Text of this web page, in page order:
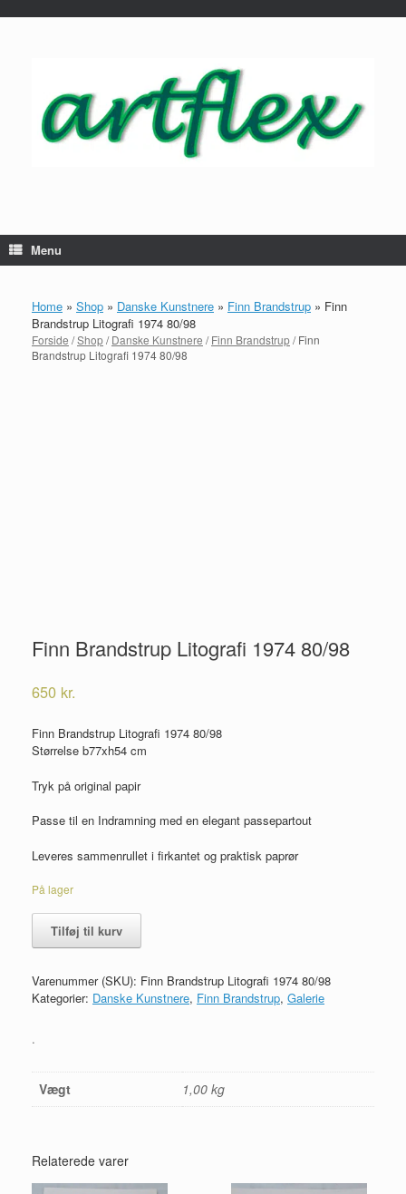
Menu
Home » Shop » Danske Kunstnere » Finn Brandstrup » Finn
Brandstrup Litografi 1974 80/98
Forside /Shop/Danske Kunstnere /Finn Brandstrup/ Finn
Brandstrup Litografi 1974 80/98
Finn Brandstrup Litografi 1974 80/98
650 kr.
Finn Brandstrup Litografi 1974 80/98
Størrelse b77xh54 cm
Tryk på original papir
Passe til en Indramning med en elegant passepartout
Leveres sammenrullet i firkantet og praktisk paprør
På lager
Finn
Brandstrup
1974
80/98
antal
Tilføj til kurv
Varenummer (SKU): Finn Brandstrup Litografi 1974 80/98
Kategorier: Danske Kunstnere, Finn Brandstrup, Galerie
.
Vægt 1,00 kg
Relaterede varer